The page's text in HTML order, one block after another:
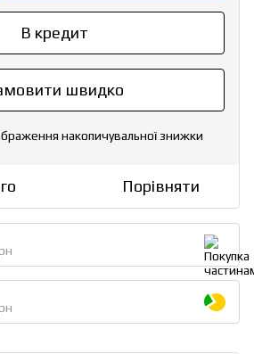
В кредит
швидко
накопичувальної знижки
Порівняти